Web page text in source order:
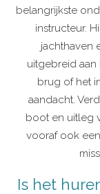
belangrijkste
instructeur.
jachthaven
uitgebreid
brug of het
aandacht.
boot en uitleg
vooraf ook
Is het